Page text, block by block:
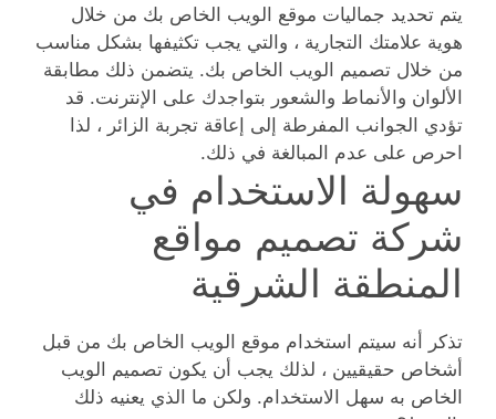
يتم تحديد جماليات موقع الويب الخاص بك من خلال
هوية علامتك التجارية ، والتي يجب تكثيفها بشكل مناسب
من خلال تصميم الويب الخاص بك. يتضمن ذلك مطابقة
الألوان والأنماط والشعور بتواجدك على الإنترنت. قد
تؤدي الجوانب المفرطة إلى إعاقة تجربة الزائر ، لذا
احرص على عدم المبالغة في ذلك.
سهولة الاستخدام في
شركة تصميم مواقع
المنطقة الشرقية
تذكر أنه سيتم استخدام موقع الويب الخاص بك من قبل
أشخاص حقيقيين ، لذلك يجب أن يكون تصميم الويب
الخاص به سهل الاستخدام. ولكن ما الذي يعنيه ذلك